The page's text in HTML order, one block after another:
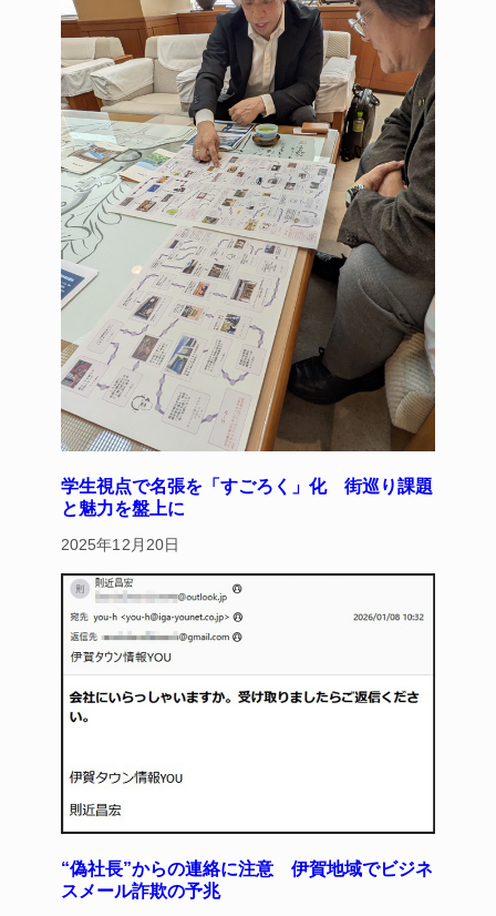
学生視点で名張を「すごろく」化 街巡り課題
と魅力を盤上に
2025年12月20日
“偽社長”からの連絡に注意 伊賀地域でビジネ
スメール詐欺の予兆